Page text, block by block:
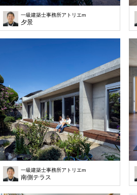
一級建築士事務所アトリエm
夕景
一級建築士事務所アトリエm
南側テラス